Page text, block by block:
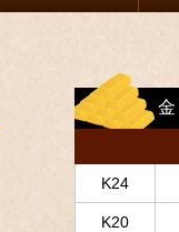
金
K24
K20